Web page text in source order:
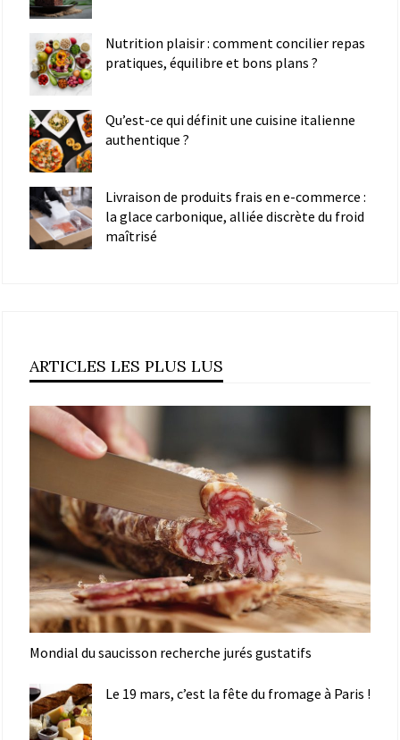
Nutrition plaisir : comment concilier repas
pratiques, équilibre et bons plans ?
Qu’est-ce qui définit une cuisine italienne
authentique ?
Livraison de produits frais en e-commerce :
la glace carbonique, alliée discrète du froid
maîtrisé
ARTICLES LES PLUS LUS
Mondial du saucisson recherche jurés gustatifs
Le 19 mars, c’est la fête du fromage à Paris !